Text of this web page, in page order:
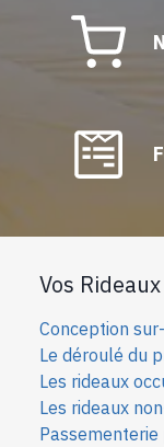
Vos
Conception
Le déroulé du
Les rideaux
Les rideaux